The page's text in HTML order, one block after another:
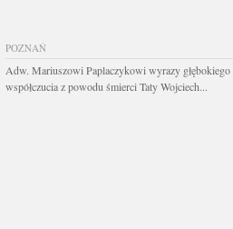
POZNAŃ
Adw. Mariuszowi Paplaczykowi wyrazy głębokiego
współczucia z powodu śmierci Taty Wojciech...